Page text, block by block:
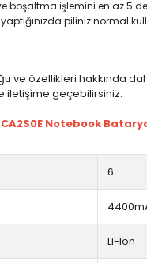
boşaltma işlemini en az 5
piliniz normal
ve özellikleri hakkında
iletişime geçebilirsiniz.
CA2S0E Notebook
6
Li-Ion